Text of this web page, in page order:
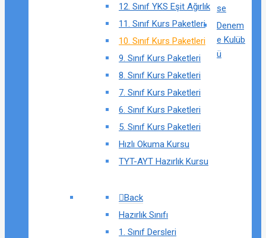
12. Sınıf YKS Eşit Ağırlık
11. Sınıf Kurs Paketleri
10. Sınıf Kurs Paketleri
9. Sınıf Kurs Paketleri
8. Sınıf Kurs Paketleri
7. Sınıf Kurs Paketleri
6. Sınıf Kurs Paketleri
5. Sınıf Kurs Paketleri
Hızlı Okuma Kursu
TYT-AYT Hazırlık Kursu
Back
Hazırlık Sınıfı
1. Sınıf Dersleri
se
Denem
e Kulüb
ü